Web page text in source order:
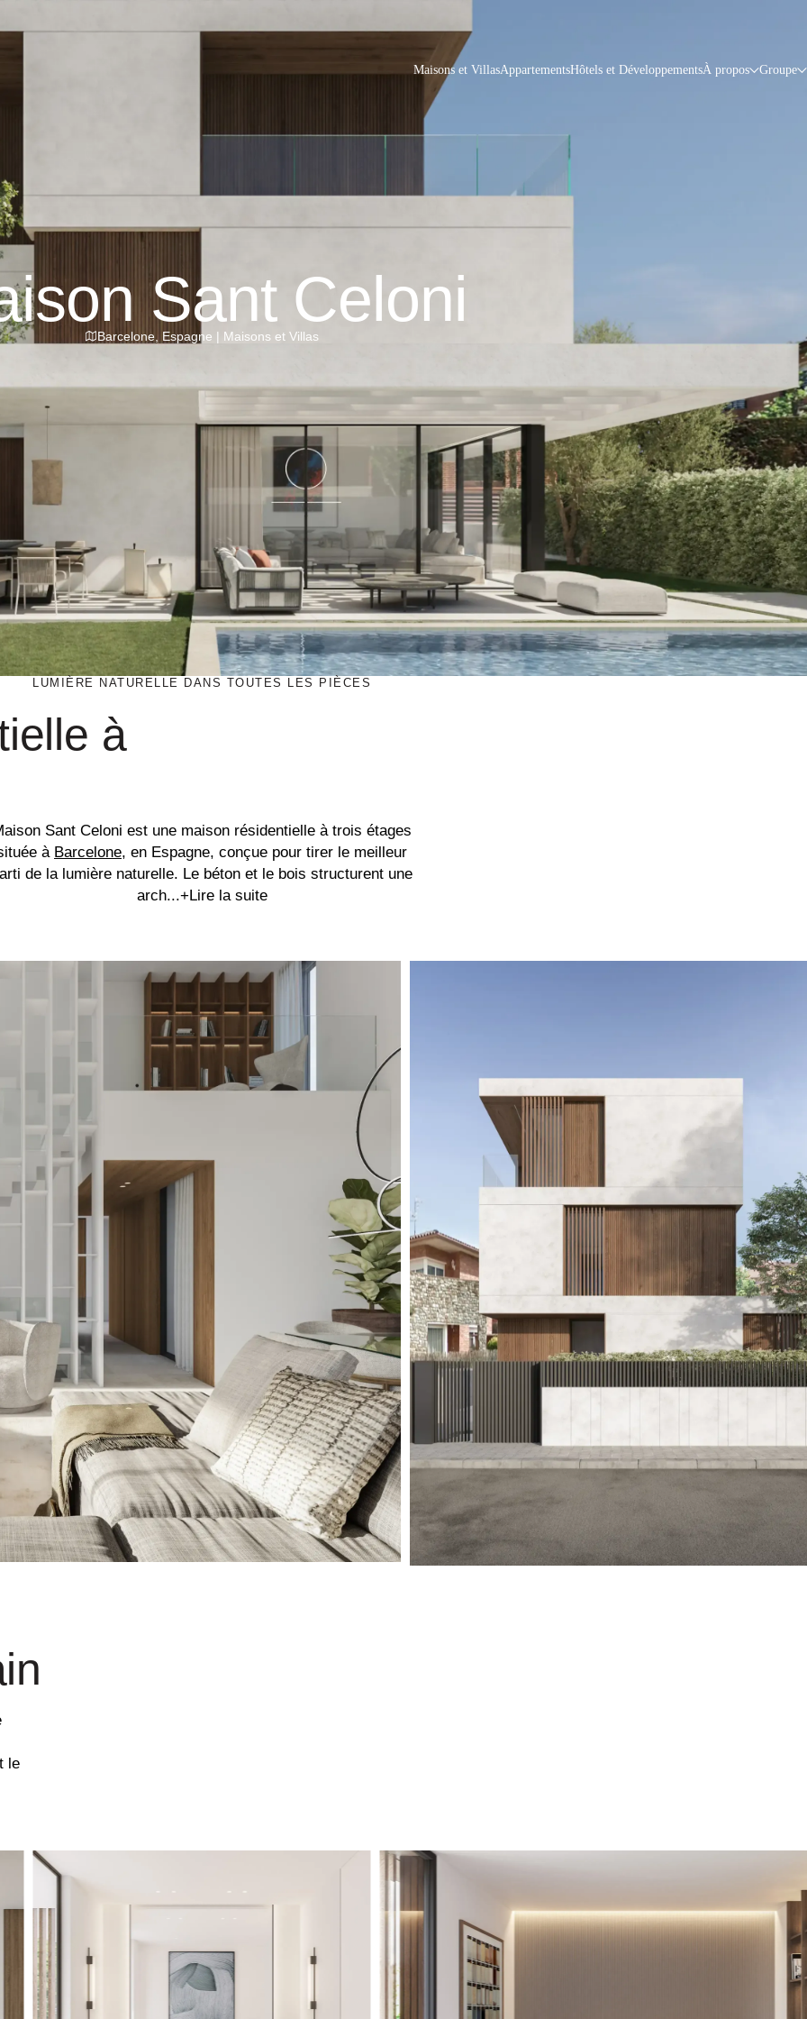
Maisons et VillasAppartementsHôtels et DéveloppementsÀ propos Groupe
Sant Celoni
Barcelone Espagne | Maisons et Villas
LUMIÈRE NATURELLE DANS TOUTES LES PIÈCES
à
Sant Celoni est une maison résidentielle à trois étages
à Barcelone, en Espagne, conçue pour tirer le meilleur
de la lumière naturelle. Le béton et le bois structurent une
arch...+Lire la suite
le